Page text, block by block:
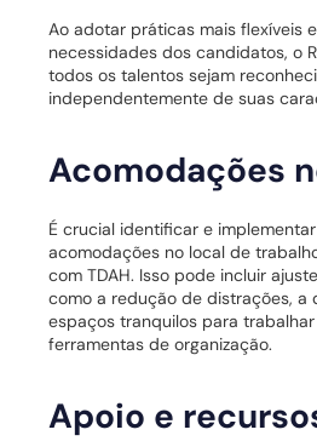
Ao adotar práticas mais flexíveis
necessidades dos candidatos, o
todos os talentos sejam
independentemente de suas
Acomodações
É crucial identificar e
acomodações no local de
com TDAH. Isso pode incluir
como a redução de distrações, a
espaços tranquilos para
ferramentas de organização.
Apoio e